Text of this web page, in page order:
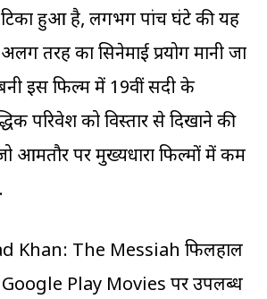
टिका हुआ है, लगभग पांच घंटे की यह
अलग तरह का सिनेमाई प्रयोग मानी जा
इस फिल्म में 19वीं सदी के
परिवेश को विस्तार से दिखाने की
आमतौर पर मुख्यधारा फिल्मों में कम
Khan: The Messiah फिलहाल
Play Movies पर उपलब्ध